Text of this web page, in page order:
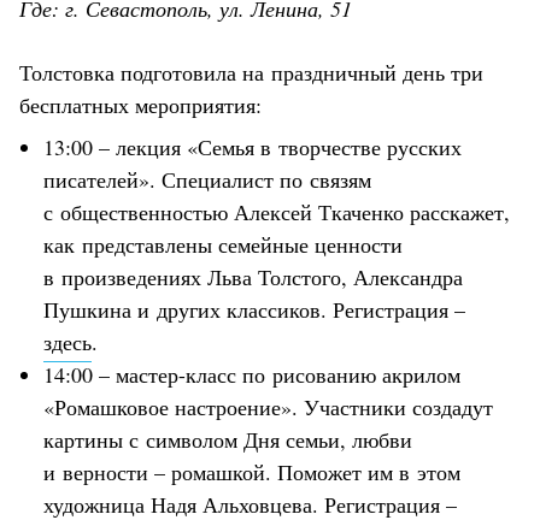
Где: г. Севастополь, ул. Ленина, 51
Толстовка подготовила на праздничный день три
бесплатных мероприятия:
13:00 – лекция «Семья в творчестве русских
писателей». Специалист по связям
с общественностью Алексей Ткаченко расскажет,
как представлены семейные ценности
в произведениях Льва Толстого, Александра
Пушкина и других классиков. Регистрация –
здесь.
14:00 – мастер-класс по рисованию акрилом
«Ромашковое настроение». Участники создадут
картины с символом Дня семьи, любви
и верности – ромашкой. Поможет им в этом
художница Надя Альховцева. Регистрация –